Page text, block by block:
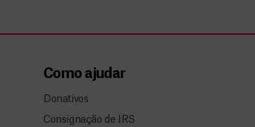
Como ajudar
Donativos
Consignação de IRS